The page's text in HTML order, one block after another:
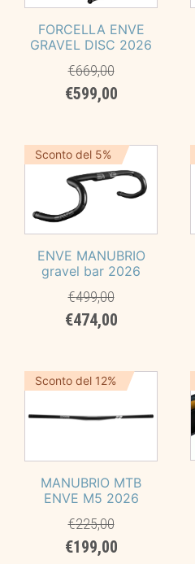
FORCELLA ENVE
GRAVEL DISC 2026
€669,00
Il
era:
€669,00.
€599,00Il
è:
€599,00.
Sconto del 5%
ENVE MANUBRIO
gravel bar 2026
€499,00
Il
era:
€499,00.
€474,00Il
è:
€474,00.
Sconto del 12%
MANUBRIO MTB
ENVE M5 2026
€225,00
Il
€199,00Il